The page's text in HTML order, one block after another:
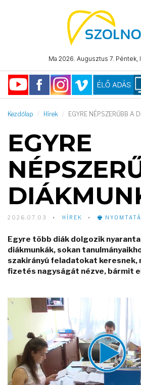
Ma 2026. Augusztus 7. Péntek,
Kezdőlap Hírek EGYRE NÉPSZERŰBB A
EGYRE
2026.07.03 HÍREK
Egyre több diák dolgozik
diákmunkák, sokan
szakirányú feladatokat keresnek,
fizetés nagyságát nézve, bármit
Video